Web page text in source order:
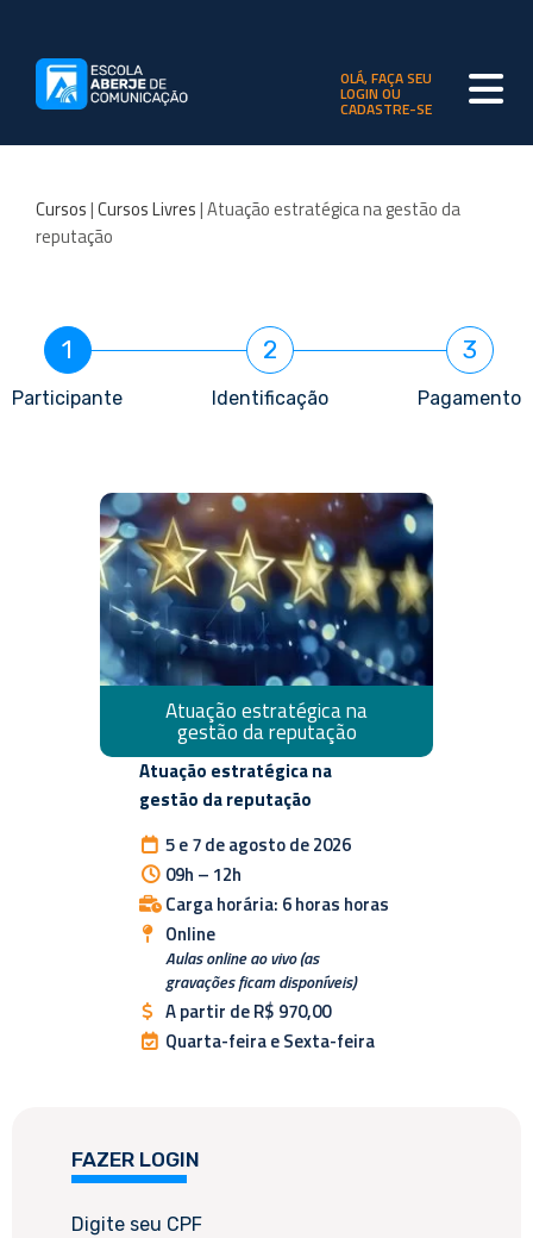
OLÁ, FAÇA SEU
LOGIN OU
CADASTRE-SE
Cursos|Cursos Livres| Atuação estratégica na gestão da
reputação
1
Participante
2
Identificação
3
Pagamento
Atuação estratégica na
gestão da reputação
Atuação estratégica na
gestão da reputação
5 e 7 de agosto de 2026
09h – 12h
Carga horária: 6 horas horas
Online
Aulas online ao vivo (as
gravações ficam disponíveis)
A partir de R$ 970,00
Quarta-feira e Sexta-feira
CADASTRE-SE
FAZER LOGIN
Digite seu CPF